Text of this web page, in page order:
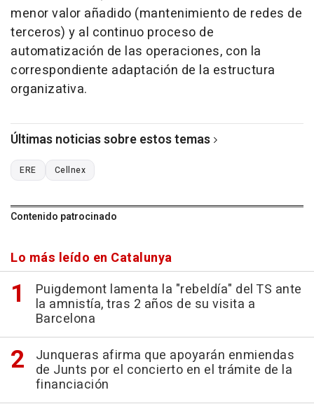
menor valor añadido (mantenimiento de redes de
terceros) y al continuo proceso de
automatización de las operaciones, con la
correspondiente adaptación de la estructura
organizativa.
Últimas noticias sobre estos temas
ERE Cellnex
Contenido patrocinado
Lo más leído en Catalunya
Puigdemont lamenta la "rebeldía" del TS ante
la amnistía, tras 2 años de su visita a
Barcelona
Junqueras afirma que apoyarán enmiendas
de Junts por el concierto en el trámite de la
financiación